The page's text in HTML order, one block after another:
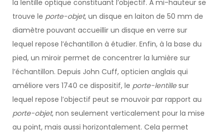
la lentille optique constituant l’objectif. A mi-hauteur se
trouve le porte-objet, un disque en laiton de 50 mm de
diamètre pouvant accueillir un disque en verre sur
lequel repose l’échantillon à étudier. Enfin, à la base du
pied, un miroir permet de concentrer la lumière sur
l’échantillon. Depuis John Cuff, opticien anglais qui
améliore vers 1740 ce dispositif, le porte-lentillesur
lequel repose l’objectif peut se mouvoir par rapport au
porte-objet, non seulement verticalement pour la mise
au point, mais aussi horizontalement. Cela permet